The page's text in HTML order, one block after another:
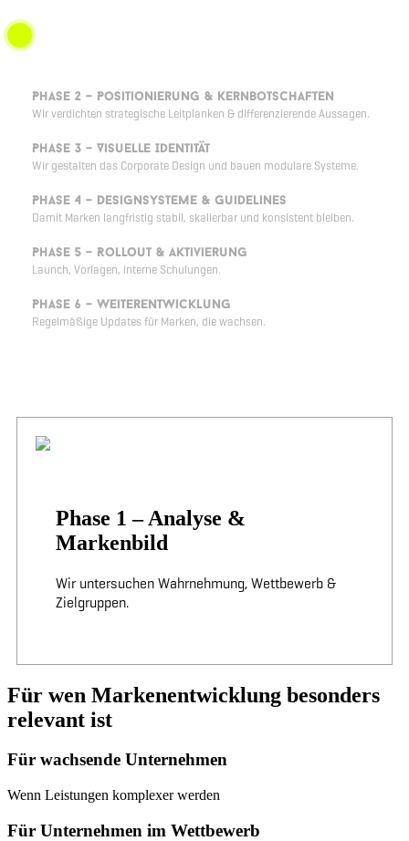
Phase 1 – Analyse & Markenbild
Phase 2 – Positionierung & Kernbotschaften
Wir verdichten strategische Leitplanken & differenzierende Aussagen.
Phase 3 – Visuelle Identität
Wir gestalten das Corporate Design und bauen modulare Systeme.
Phase 4 – Designsysteme & Guidelines
Damit Marken langfristig stabil, skalierbar und konsistent bleiben.
Phase 5 – Rollout & Aktivierung
Launch, Vorlagen, interne Schulungen.
Phase 6 – Weiterentwicklung
Regelmäßige Updates für Marken, die wachsen.
Phase 1 – Analyse &
Markenbild
Wir untersuchen Wahrnehmung, Wettbewerb &
Zielgruppen.
Für wen Markenentwicklung besonders
relevant ist
Für wachsende Unternehmen
Wenn Leistungen komplexer werden
Für Unternehmen im Wettbewerb